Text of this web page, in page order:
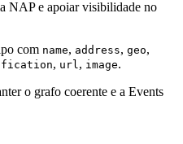
NAP e apoiar visibilidade no
com name, address, geo,
, url , image.
o grafo coerente e a Events